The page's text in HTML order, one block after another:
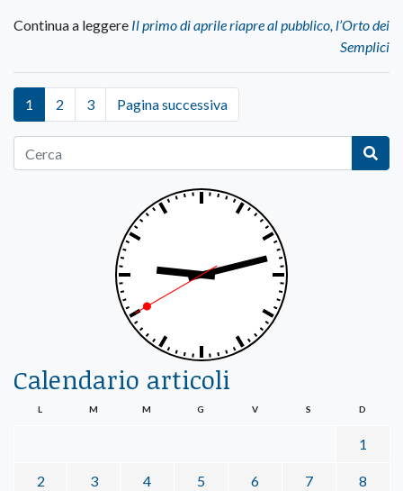
Continua a leggere Il primo di aprile riapre al pubblico, l’Orto dei
Semplici
1 2 3 Pagina successiva
Calendario articoli
L M M G V S D
1
2 3 4 5 6 7 8